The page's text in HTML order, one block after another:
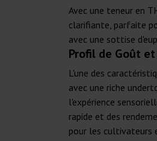
Avec une teneur en
clarifiante, parfaite
avec une sottise
Profil de Goût
L'une des
avec une riche
l'expérience
rapide et des
pour les cultivateurs